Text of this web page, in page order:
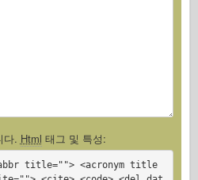
다. Html 태그 및 특성:
title=""> <acronym title